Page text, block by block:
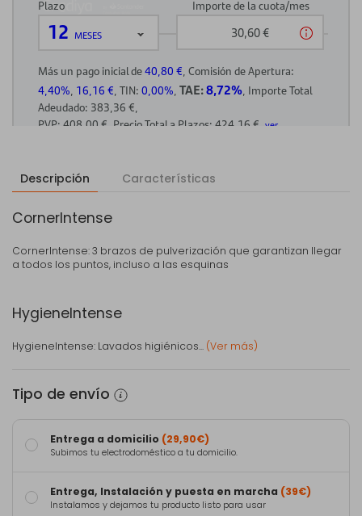
Descripción Características
CornerIntense
CornerIntense: 3 brazos de pulverización que garantizan llegar
a todos los puntos, incluso a las esquinas
HygieneIntense
HygieneIntense: Lavados higiénicos... (Ver más)
Tipo de envío
Entrega a domicilio (29,90€)
Subimos tu electrodoméstico a tu domicilio.
Entrega, Instalación y puesta en marcha (39€)
Instalamos y dejamos tu producto listo para usar